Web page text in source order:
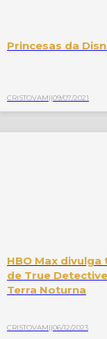
Princesas da
CRISTOVAM||09/07/2021
HBO Max divulga
de True
Terra Noturna
CRISTOVAM||06/12/2023